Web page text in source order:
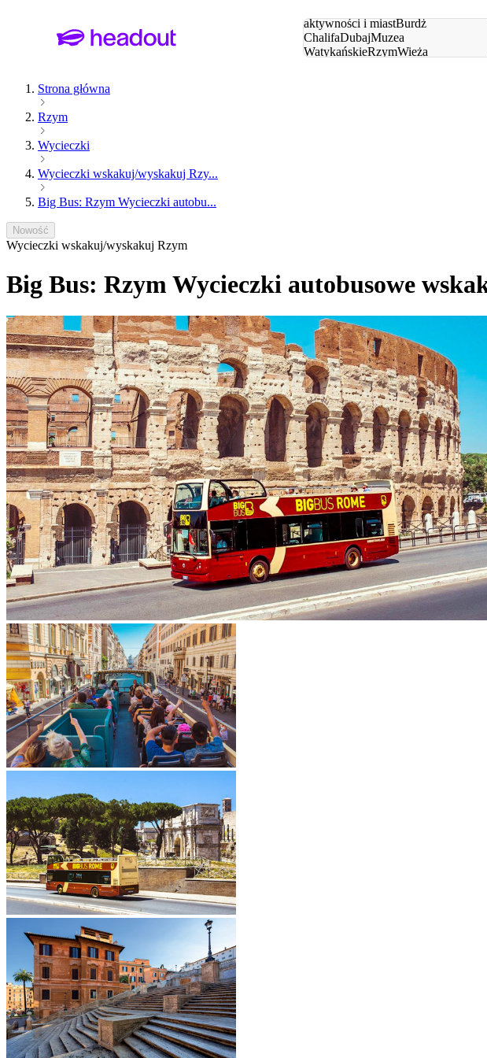
aktywności i miastBurdż
ChalifaDubajMuzea
WatykańskieRzymWieża
Strona główna
Rzym
Wycieczki
Wycieczki wskakuj/wyskakuj Rzy...
Big Bus: Rzym Wycieczki autobu...
Nowość
Wycieczki wskakuj/wyskakuj Rzym
Big Bus: Rzym Wycieczki autobusowe